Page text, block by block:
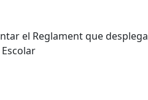
el Reglament que desplega